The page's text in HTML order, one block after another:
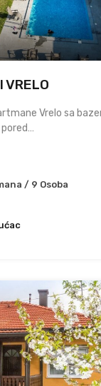
VRELO
Vrelo sa
/ 9 Osoba